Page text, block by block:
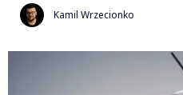
Kamil Wrzecionko